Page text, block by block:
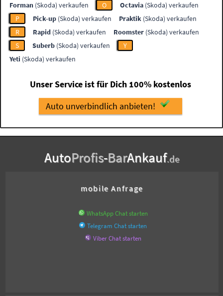
Forman (Skoda) verkaufen O Octavia (Skoda) verkaufen
P
Pick-up (Skoda) verkaufen Praktik (Skoda) verkaufen
R
Rapid (Skoda) verkaufen Roomster (Skoda) verkaufen
S
Suberb (Skoda) verkaufen
Y
Yeti (Skoda) verkaufen
Unser Service ist für Dich 100% kostenlos
Auto unverbindlich anbieten!
AutoProfis-BarAnkauf.de
mobile Anfrage
WhatsApp Chat starten
Telegram Chat starten
Viber Chat starten